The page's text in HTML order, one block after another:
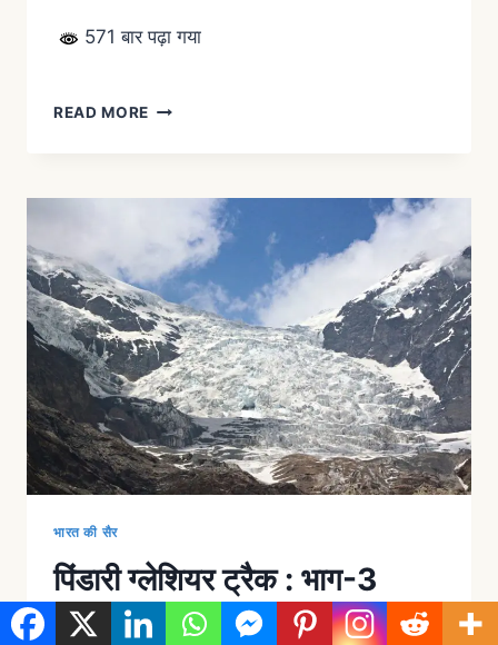
571 बार पढ़ा गया
READ MORE
भारत की सैर
पिंडारी ग्लेशियर ट्रैक : भाग-3
उमेश पंत August 13, 2019